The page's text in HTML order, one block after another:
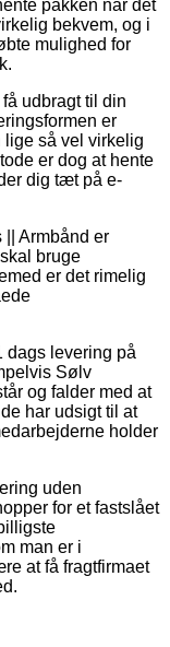
pakken når det
bekvem, og i
mulighed for
udbragt til din
er
lige så vel virkelig
er dog at hente
dig tæt på e-
|| Armbånd er
bruge
er det rimelig
dags levering på
Sølv
og falder med at
har udsigt til at
holder
uden
for et fastslået
man er i
at få fragtfirmaet